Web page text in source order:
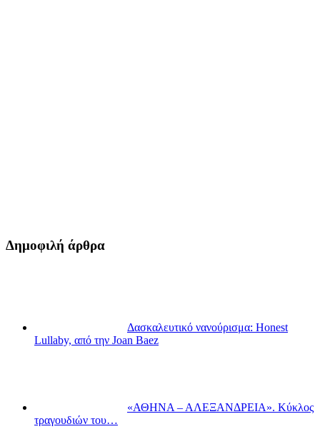
Δημοφιλή άρθρα
Δασκαλευτικό νανούρισμα: Honest
Lullaby, από την Joan Baez
«ΑΘΗΝΑ – ΑΛΕΞΑΝΔΡΕΙΑ». Κύκλος
τραγουδιών του…